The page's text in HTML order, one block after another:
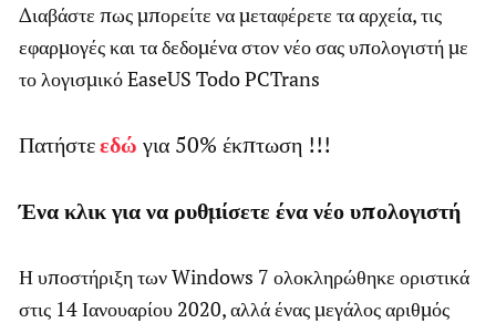
Διαβάστε πως μπορείτε να μεταφέρετε τα αρχεία, τις
εφαρμογές και τα δεδομένα στον νέο σας υπολογιστή με
το λογισμικόEaseUS Todo PCTrans
Πατήστεεδώ για 50% έκπτωση !!!
Ένα κλικ για να ρυθμίσετε ένα νέο υπολογιστή
Η υποστήριξη των Windows 7 ολοκληρώθηκε οριστικά
στις 14 Ιανουαρίου 2020, αλλά ένας μεγάλος αριθμός